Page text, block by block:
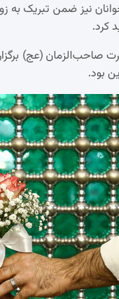
نیز ضمن تبریک
کرد.
صاحب‌الزمان (عج)
بود.